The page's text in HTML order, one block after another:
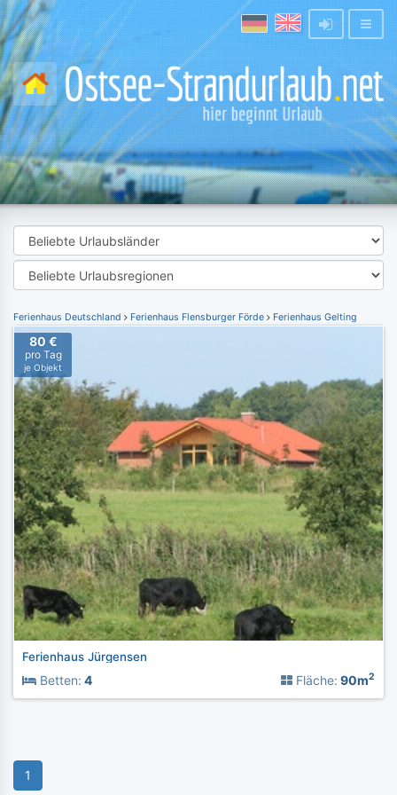
Ferienhaus Deutschland Ferienhaus Flensburger Förde Ferienhaus Gelting
80 €
pro Tag
je Objekt
Ferienhaus Jürgensen
Betten: 4 Fläche: 90m2
1